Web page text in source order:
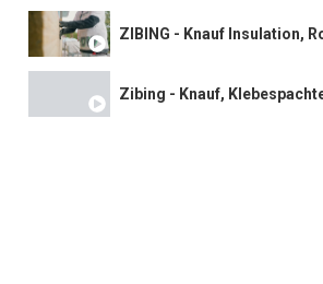
Zibing - Knauf,